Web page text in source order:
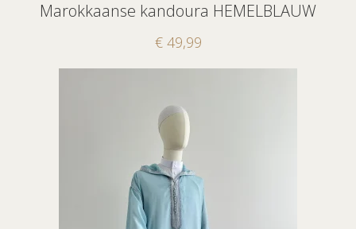
Marokkaanse kandoura HEMELBLAUW
€49,99